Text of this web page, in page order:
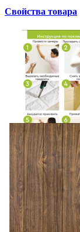
Свойства товара
Инструкция
Другие так